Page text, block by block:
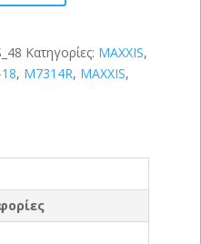
Κατηγορίες: MAXXIS,
, M7314R, MAXXIS,